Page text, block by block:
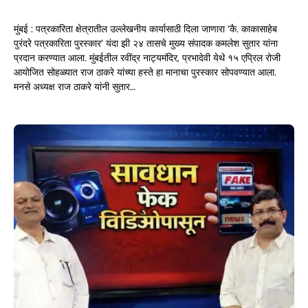
मुंबई : पत्रकारिता क्षेत्रातील उल्लेखनीय कार्यासाठी दिला जाणारा ‘कै. काकासाहेब
पुरंदरे पत्रकारिता पुरस्कार’ यंदा झी २४ तासचे मुख्य संपादक कमलेश सुतार यांना
प्रदान करण्यात आला. मुंबईतील रवींद्र नाट्यमंदिर, प्रभादेवी येथे १५ एप्रिल रोजी
आयोजित सोहळ्यात राज ठाकरे यांच्या हस्ते हा मानाचा पुरस्कार सोपवण्यात आला.
मनसे अध्यक्ष राज ठाकरे यांनी सुतार…